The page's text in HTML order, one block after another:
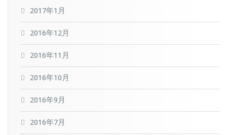
2017年1月
2016年12月
2016年11月
2016年10月
2016年9月
2016年7月